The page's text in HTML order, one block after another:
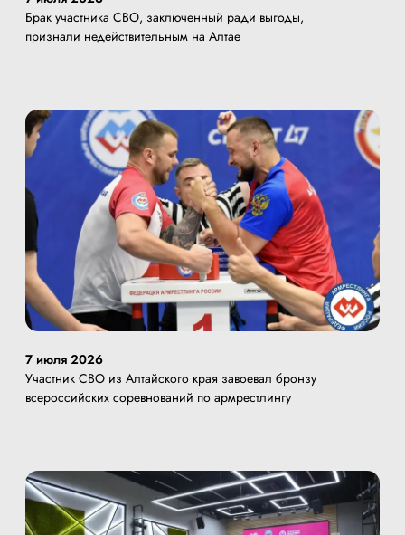
Брак участника СВО, заключенный ради выгоды,
признали недействительным на Алтае
7 июля 2026
Участник СВО из Алтайского края завоевал бронзу
всероссийских соревнований по армрестлингу